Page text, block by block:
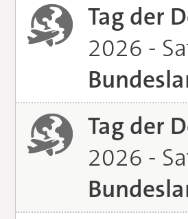
Tag der
2026 -
Tag der
2026 -